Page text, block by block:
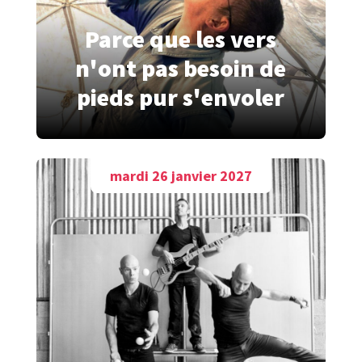
Parce que les vers
n'ont pas besoin de
pieds pur s'envoler
mardi 26 janvier 2027